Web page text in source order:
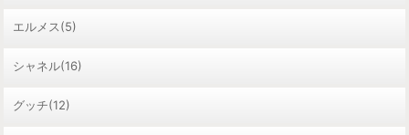
エルメス(5)
シャネル(16)
グッチ(12)